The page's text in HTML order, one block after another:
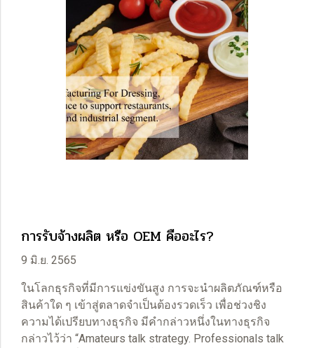
การรับจ้างผลิต หรือ OEM คืออะไร?
9 มิ.ย. 2565
ในโลกธุรกิจที่มีการแข่งขันสูง การจะนำผลิตภัณฑ์หรือ
สินค้าใด ๆ เข้าสู่ตลาดจำเป็นต้องรวดเร็ว เพื่อช่วงชิง
ความได้เปรียบทางธุรกิจ มีคำกล่าวหนึ่งในทางธุรกิจ
กล่าวไว้ว่า “Amateurs talk strategy. Professionals talk